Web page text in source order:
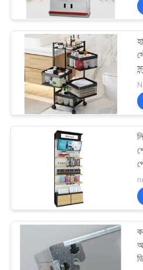
মান
নিয়ন্ত্রণ
যোগাযোগ
করুন
সাইট
গুদাম
গহনার দোকান